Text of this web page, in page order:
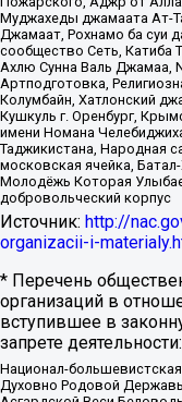
Муджахеды джамаата Ат-
Джамаат, Рохнамо ба суи
сообщество Сеть, Катиба
Ахлю Сунна Валь Джамаа,
Артподготовка,
Колумбайн, Хатлонский
Кушкуль г. Оренбург,
имени Номана
Таджикистана, Народная
московская ячейка,
Молодёжь Которая
добровольческий корпус
Источник: http://
organizacii-i-
* Перечень
организаций в
вступившее в
запрете деятельности:
Национал-
Духовно Родовой